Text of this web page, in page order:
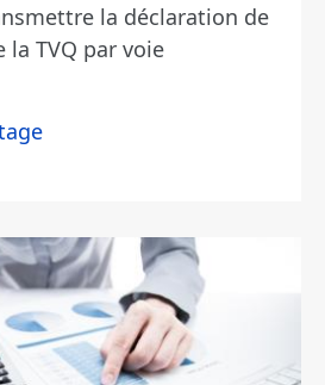
la déclaration de
la TVQ par voie